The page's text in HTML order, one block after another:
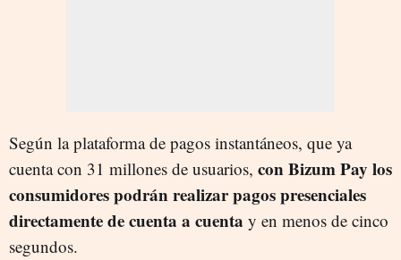
Según la plataforma de pagos instantáneos, que ya
cuenta con 31 millones de usuarios, con Bizum Pay los
consumidores podrán realizar pagos presenciales
directamente de cuenta a cuenta y en menos de cinco
segundos.